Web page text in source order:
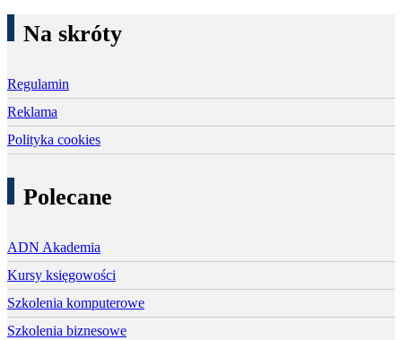
Na skróty
Regulamin
Reklama
Polityka cookies
Polecane
ADN Akademia
Kursy księgowości
Szkolenia komputerowe
Szkolenia biznesowe